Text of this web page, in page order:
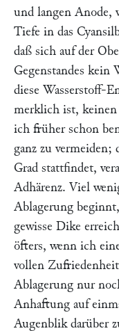
und langen Anode,
Tiefe in das
daß sich auf der
Gegenstandes kein
diese Wasserstoff-
merklich ist,
ich früher schon
ganz zu vermeiden;
Grad stattfindet,
Adhärenz. Viel
Ablagerung
gewisse Dike
öfters, wenn ich
vollen
Ablagerung nur
Anhaftung auf
Augenblik darüber